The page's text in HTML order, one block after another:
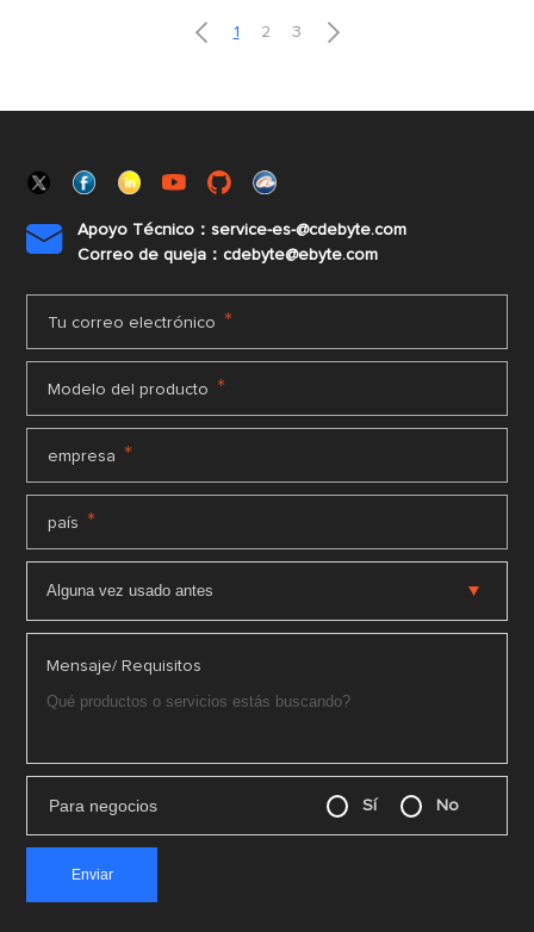
WiFi, GPRS/3G/4G, etc. ¿Pueden estos módulos
 1 2 3 

Apoyo Técnico：service-es-@cdebyte.com
Correo de queja：cdebyte@ebyte.com
Tu correo electrónico *
Modelo del producto *
empresa *
país *
Mensaje/ Requisitos
Para negocios Sí No